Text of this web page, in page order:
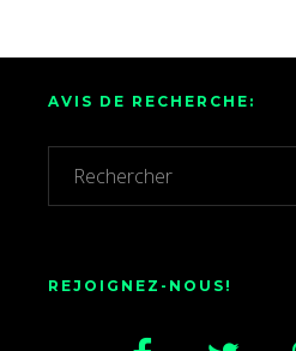
AVIS DE RECHERCHE:
REJOIGNEZ-NOUS!